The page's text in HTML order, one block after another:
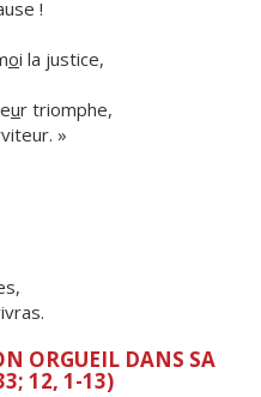
!
oi la justice,
ur triomphe,
»
ORGUEIL DANS SA
12, 1-13)